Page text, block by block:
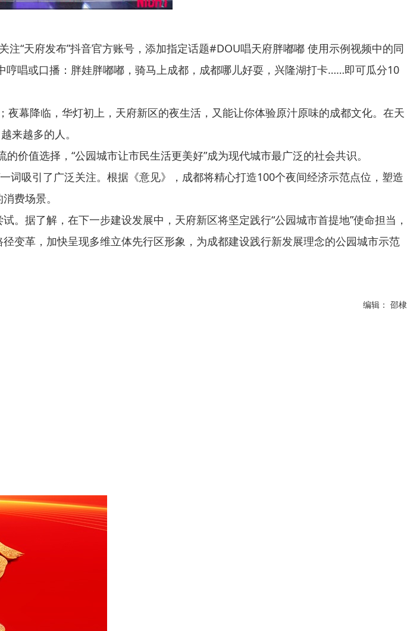
“天府发布”抖音官方账号，添加指定话题#DOU唱天府胖嘟嘟 使用示例视频中的同
唱或口播：胖娃胖嘟嘟，骑马上成都，成都哪儿好耍，兴隆湖打卡……即可瓜分10
幕降临，华灯初上，天府新区的夜生活，又能让你体验原汁原味的成都文化。在天
来越多的人。
值选择，“公园城市让市民生活更美好”成为现代城市最广泛的社会共识。
吸引了广泛关注。根据《意见》，成都将精心打造100个夜间经济示范点位，塑造
费场景。
据了解，在下一步建设发展中，天府新区将坚定践行“公园城市首提地”使命担当，
变革，加快呈现多维立体先行区形象，为成都建设践行新发展理念的公园城市示范
编辑： 邵棣